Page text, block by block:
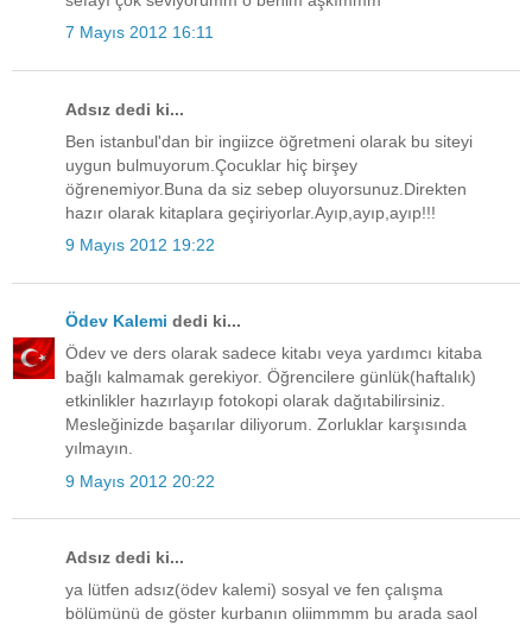
7 Mayıs 2012 16:11
Adsız dedi ki...
Ben istanbul'dan bir ingiizce öğretmeni olarak bu siteyi
uygun bulmuyorum.Çocuklar hiç birşey
öğrenemiyor.Buna da siz sebep oluyorsunuz.Direkten
hazır olarak kitaplara geçiriyorlar.Ayıp,ayıp,ayıp!!!
9 Mayıs 2012 19:22
Ödev Kalemi dedi ki...
Ödev ve ders olarak sadece kitabı veya yardımcı kitaba
bağlı kalmamak gerekiyor. Öğrencilere günlük(haftalık)
etkinlikler hazırlayıp fotokopi olarak dağıtabilirsiniz.
Mesleğinizde başarılar diliyorum. Zorluklar karşısında
yılmayın.
9 Mayıs 2012 20:22
Adsız dedi ki...
ya lütfen adsız(ödev kalemi) sosyal ve fen çalışma
bölümünü de göster kurbanın oliimmmm bu arada saol